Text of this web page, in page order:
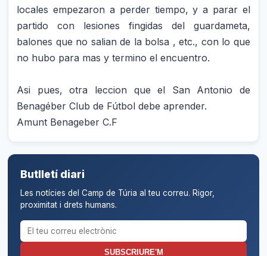
locales empezaron a perder tiempo, y a parar el
partido con lesiones fingidas del guardameta,
balones que no salian de la bolsa , etc., con lo que
no hubo para mas y termino el encuentro.
Asi pues, otra leccion que el San Antonio de
Benagéber Club de Fútbol debe aprender.
Amunt Benageber C.F
Butlletí diari
Les notícies del Camp de Túria al teu correu. Rigor,
proximitat i drets humans.
Correu electrònic per al butlletí
SUBSCRIURE'M